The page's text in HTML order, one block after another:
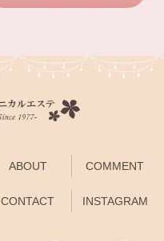
ABOUT COMMENT
CONTACT INSTAGRAM